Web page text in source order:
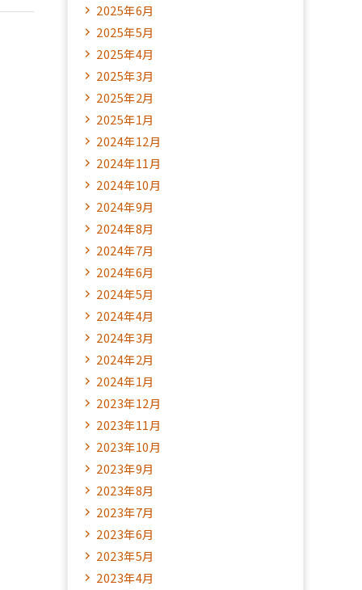
2025年6月
2025年5月
2025年4月
2025年3月
2025年2月
2025年1月
2024年12月
2024年11月
2024年10月
2024年9月
2024年8月
2024年7月
2024年6月
2024年5月
2024年4月
2024年3月
2024年2月
2024年1月
2023年12月
2023年11月
2023年10月
2023年9月
2023年8月
2023年7月
2023年6月
2023年5月
2023年4月